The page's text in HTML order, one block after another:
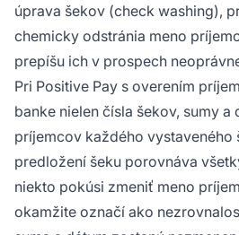
úprava šekov (check washing),
chemicky odstránia meno
prepíšu ich v prospech
Pri Positive Pay s overením
banke nielen čísla šekov, sumy a
príjemcov každého vystaveného
predložení šeku porovnáva
niekto pokúsi zmeniť meno
okamžite označí ako